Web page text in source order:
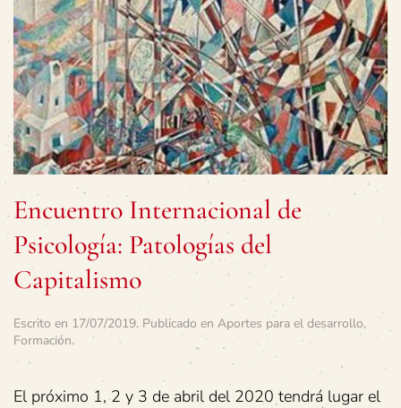
Encuentro Internacional de
Psicología: Patologías del
Capitalismo
Escrito en 17/07/2019. Publicado en Aportes para el desarrollo,
Formación.
El próximo 1, 2 y 3 de abril del 2020 tendrá lugar el